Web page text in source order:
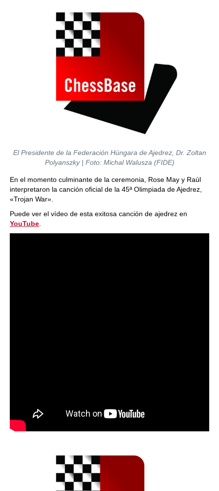
El Presidente de la Federación Húngara de Ajedrez, Dr. Zoltan
Polyanszky | Foto: Michal Walusza (FIDE)
En el momento culminante de la ceremonia, Rose May y Raúl
interpretaron la canción oficial de la 45ª Olimpiada de Ajedrez,
«Trojan War».
Puede ver el vídeo de esta exitosa canción de ajedrez en
YouTube